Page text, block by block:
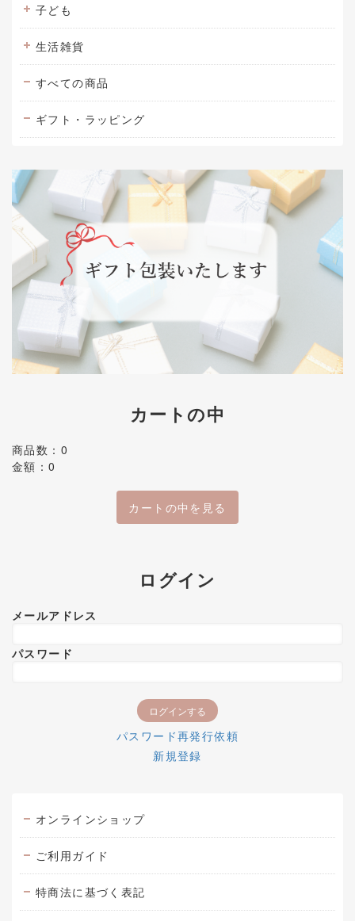
子ども
生活雑貨
すべての商品
ギフト・ラッピング
カートの中
商品数：0
金額：0
カートの中を見る
ログイン
メールアドレス
パスワード
パスワード再発行依頼
新規登録
オンラインショップ
ご利用ガイド
特商法に基づく表記